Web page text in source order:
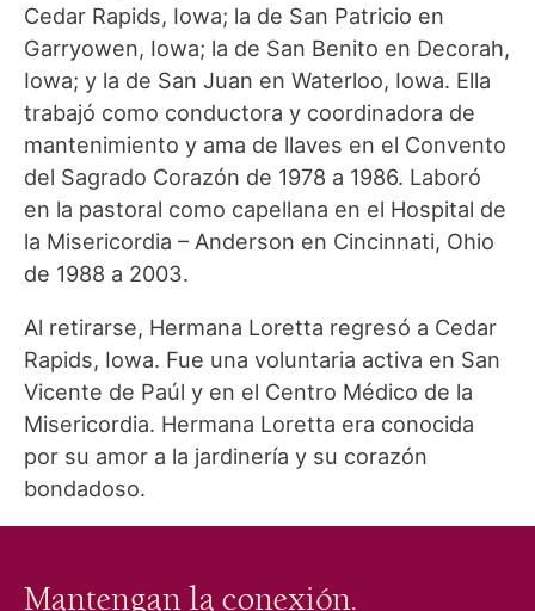
Cedar Rapids, Iowa; la de San Patricio en
Garryowen, Iowa; la de San Benito en Decorah,
Iowa; y la de San Juan en Waterloo, Iowa. Ella
trabajó como conductora y coordinadora de
mantenimiento y ama de llaves en el Convento
del Sagrado Corazón de 1978 a 1986. Laboró
en la pastoral como capellana en el Hospital de
la Misericordia – Anderson en Cincinnati, Ohio
de 1988 a 2003.
Al retirarse, Hermana Loretta regresó a Cedar
Rapids, Iowa. Fue una voluntaria activa en San
Vicente de Paúl y en el Centro Médico de la
Misericordia. Hermana Loretta era conocida
por su amor a la jardinería y su corazón
bondadoso.
Mantengan la conexión.